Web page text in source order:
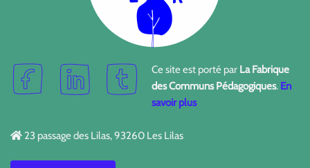
Ce site est porté par La Fabrique
des Communs Pédagogiques. En
savoir plus
23 passage des Lilas, 93260 Les Lilas